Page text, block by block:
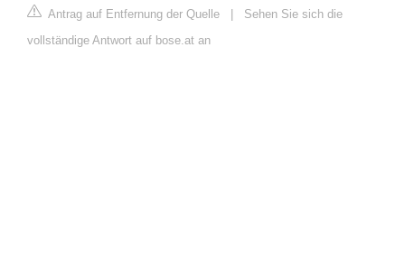
Antrag auf Entfernung der Quelle
Sehen Sie sich die
vollständige Antwort auf bose.at an